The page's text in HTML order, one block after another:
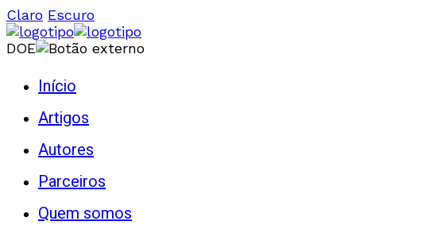
Claro Escuro
DOE
Início
Artigos
Autores
Parceiros
Quem somos